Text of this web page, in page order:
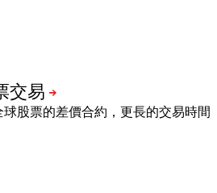
股票的差價合約，更長的交易時間